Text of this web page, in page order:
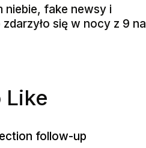
niebie, fake newsy i
się w nocy z 9 na
Like
follow-up